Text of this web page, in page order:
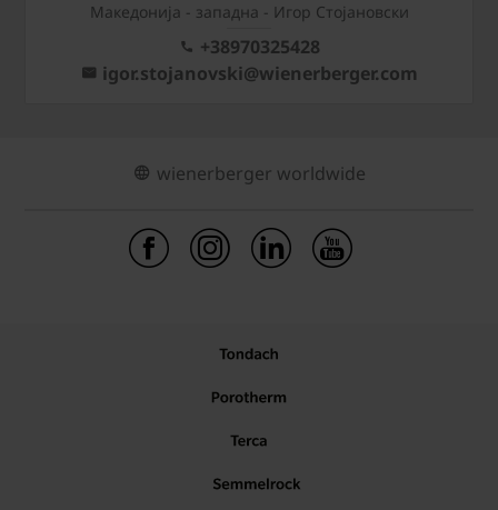
Mакедонија - западна - Игор Стојановски
+38970325428
igor.stojanovski@wienerberger.com
wienerberger worldwide